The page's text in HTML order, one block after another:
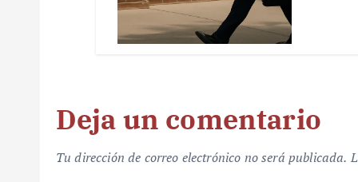
Deja un comentario
Tu dirección de correo electrónico no será publicada.